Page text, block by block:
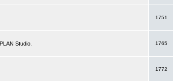
1751
Studio.
1765
1772